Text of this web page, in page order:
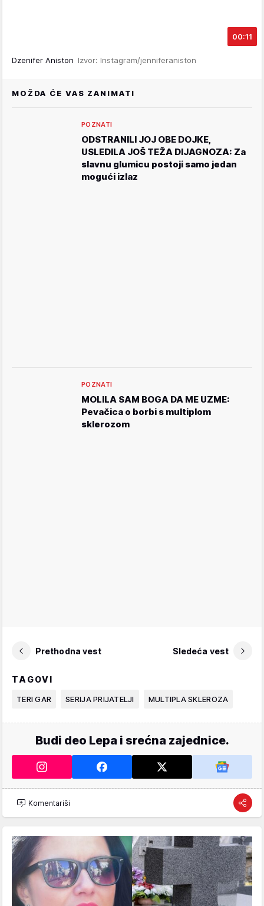
00:11
Dzenifer Aniston Izvor: Instagram/jenniferaniston
MOŽDA ĆE VAS ZANIMATI
POZNATI
ODSTRANILI JOJ OBE DOJKE,
USLEDILA JOŠ TEŽA DIJAGNOZA: Za
slavnu glumicu postoji samo jedan
mogući izlaz
POZNATI
MOLILA SAM BOGA DA ME UZME:
Pevačica o borbi s multiplom
sklerozom
Prethodna vest Sledeća vest
TAGOVI
TERI GAR SERIJA PRIJATELJI MULTIPLA SKLEROZA
Budi deo Lepa i srećna zajednice.
Komentariši